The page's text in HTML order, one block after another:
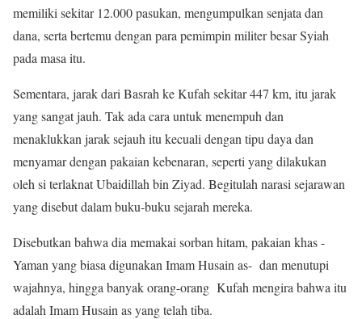
memiliki sekitar 12.000 pasukan, mengumpulkan senjata dan
dana, serta bertemu dengan para pemimpin militer besar Syiah
pada masa itu.
Sementara, jarak dari Basrah ke Kufah sekitar 447 km, itu jarak
yang sangat jauh. Tak ada cara untuk menempuh dan
menaklukkan jarak sejauh itu kecuali dengan tipu daya dan
menyamar dengan pakaian kebenaran, seperti yang dilakukan
oleh si terlaknat Ubaidillah bin Ziyad. Begitulah narasi sejarawan
yang disebut dalam buku-buku sejarah mereka.
Disebutkan bahwa dia memakai sorban hitam, pakaian khas -
Yaman yang biasa digunakan Imam Husain as- dan menutupi
wajahnya, hingga banyak orang-orang Kufah mengira bahwa itu
adalah Imam Husain as yang telah tiba.